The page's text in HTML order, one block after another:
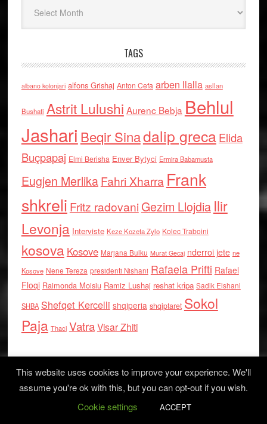
TAGS
albano kolonjari alfons Grishaj Anton Cefa arben llalla asllan
Bushati Astrit Lulushi Aurenc Bebja Behlul
Jashari Beqir Sinadalip grecaElida
Buçpapaj Elmi Berisha Enver Bytyci Ermira Babamusta
Eugjen MerlikaFahri Xharra Frank
shkreli Fritz radovaniGezim Llojdia Ilir
Levonja Interviste Keze Kozeta Zylo Kolec Traboini
kosova Kosove Marjana Bulku Murat Gecaj nderroi jete ne
Kosove Nene Tereza presidenti Nishani Rafaela Prifti Rafael
Floqi Raimonda Moisiu Ramiz Lushaj reshat kripa Sadik Elshani
SHBA Shefqet Kercelli shqiperia shqiptaret Sokol
Paja Thaci VatraVisar Zhiti
Log in
This website uses cookies to improve your experience. We'll
assume you're ok with this, but you can opt-out if you wish.
Cookie settings
ACCEPT